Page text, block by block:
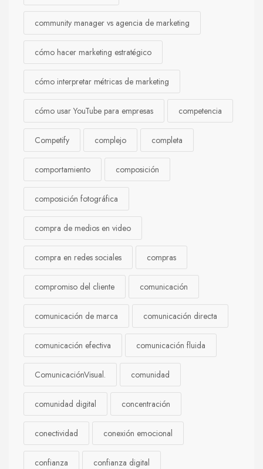
community manager vs agencia de marketing
cómo hacer marketing estratégico
cómo interpretar métricas de marketing
cómo usar YouTube para empresas competencia
Competify complejo completa
comportamiento composición
composición fotográfica
compra de medios en video
compra en redes sociales compras
compromiso del cliente comunicación
comunicación de marca comunicación directa
comunicación efectiva comunicación fluida
ComunicaciónVisual. comunidad
comunidad digital concentración
conectividad conexión emocional
confianza confianza digital